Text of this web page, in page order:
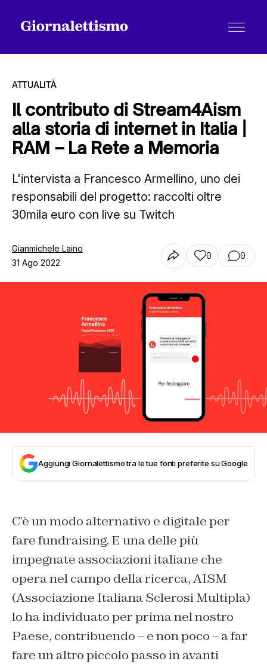
Tutti gli articoli
Chi siamo
ATTUALITÀ
Il contributo di Stream4Aism
alla storia di internet in Italia |
RAM – La Rete a Memoria
L'intervista a Francesco Armellino, uno dei
responsabili del progetto: raccolti oltre
30mila euro con live su Twitch
Gianmichele Laino
31 Ago 2022
0 0
Aggiungi Giornalettismo tra le tue fonti preferite su Google
C’è un modo alternativo e digitale per
fare fundraising. E una delle più
impegnate associazioni italiane che
opera nel campo della ricerca, AISM
(Associazione Italiana Sclerosi Multipla)
lo ha individuato per prima nel nostro
Paese, contribuendo – e non poco – a far
fare un altro piccolo passo in avanti